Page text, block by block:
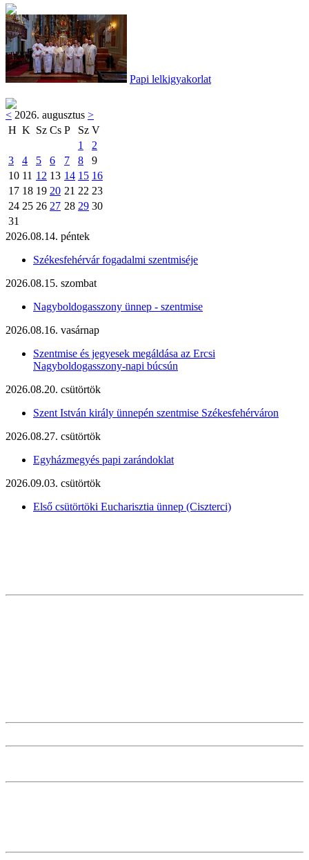
Papi lelkigyakorlat
< 2026. augusztus >
H K Sz Cs P Sz V
1
2
3
4 5 6 7 8
9
10 11 12 13 14 15 16
17 18 19 20 21 22 23
24 25 26 27 28 29 30
31
2026.08.14. péntek
Székesfehérvár fogadalmi szentmiséje
2026.08.15. szombat
Nagyboldogasszony ünnep - szentmise
2026.08.16. vasárnap
Szentmise és jegyesek megáldása az Ercsi
Nagyboldogasszony-napi búcsún
2026.08.20. csütörtök
Szent István király ünnepén szentmise Székesfehérváron
2026.08.27. csütörtök
Egyházmegyés papi zarándoklat
2026.09.03. csütörtök
Első csütörtöki Eucharisztia ünnep (Ciszterci)